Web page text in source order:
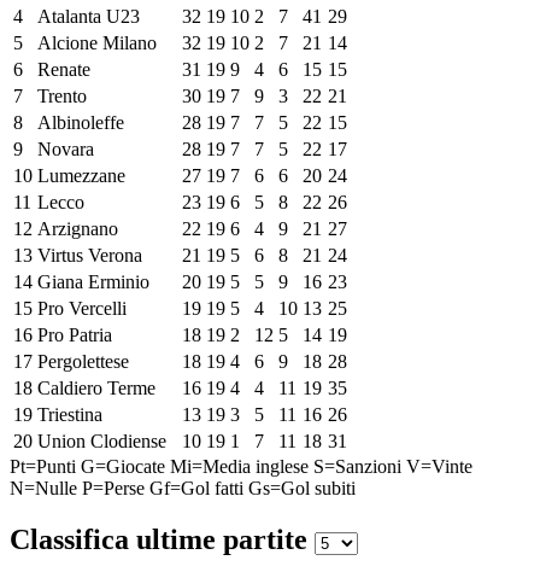
4
Atalanta U23 32 19 10 2 7 41 29
5
Alcione Milano 32 19 10 2 7 21 14
6
Renate 31 19 9 4 6 15 15
7
Trento 30 19 7 9 3 22 21
8
Albinoleffe 28 19 7 7 5 22 15
9
Novara 28 19 7 7 5 22 17
10 Lumezzane 27 19 7 6 6 20 24
11 Lecco 23 19 6 5 8 22 26
12 Arzignano 22 19 6 4 9 21 27
13 Virtus Verona 21 19 5 6 8 21 24
14 Giana Erminio 20 19 5 5 9 16 23
15 Pro Vercelli 19 19 5 4 10 13 25
16 Pro Patria 18 19 2 12 5 14 19
17 Pergolettese 18 19 4 6 9 18 28
18 Caldiero Terme 16 19 4 4 11 19 35
19 Triestina 13 19 3 5 11 16 26
20 Union Clodiense 10 19 1 7 11 18 31
Pt=Punti G=Giocate Mi=Media inglese S=Sanzioni V=Vinte
N=Nulle P=Perse Gf=Gol fatti Gs=Gol subiti
Classifica ultime partite